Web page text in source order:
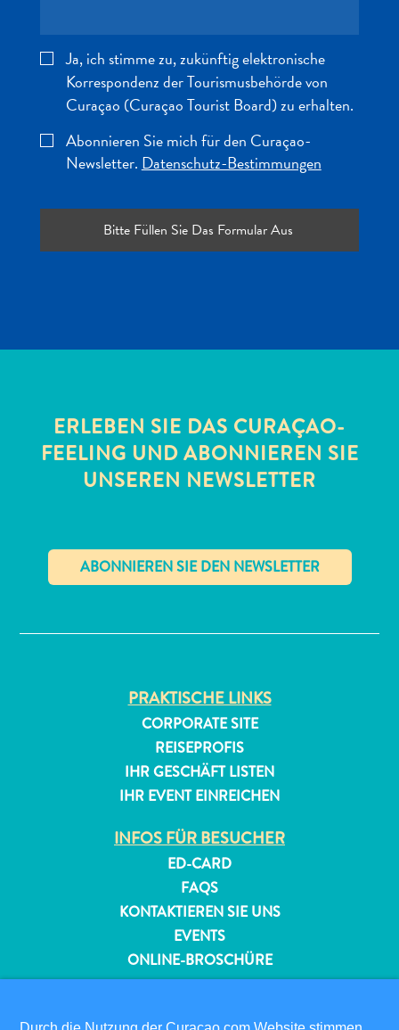
Curaçao
Angebote
Tagungen
Anreise
Ja, ich stimme zu, zukünftig elektronische
Korrespondenz der Tourismusbehörde von
Curaçao (Curaçao Tourist Board) zu erhalten.
Abonnieren Sie mich für den Curaçao-
Newsletter. Datenschutz-Bestimmungen
ERLEBEN SIE DAS CURAÇAO-
FEELING UND ABONNIEREN SIE
UNSEREN NEWSLETTER
PRAKTISCHE LINKS
CORPORATE SITE
REISEPROFIS
IHR GESCHÄFT LISTEN
IHR EVENT EINREICHEN
INFOS FÜR BESUCHER
ED-CARD
FAQS
KONTAKTIEREN SIE UNS
EVENTS
ONLINE-BROSCHÜRE